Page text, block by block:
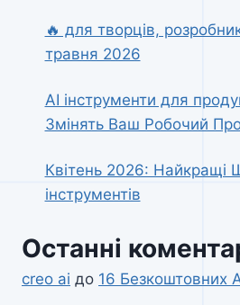
🔥 для творців,
травня 2026
AI інструменти для
Змінять Ваш Робочий
Квітень 2026: Найкращі
інструментів
Останні
creo ai до 16 Безкоштовних